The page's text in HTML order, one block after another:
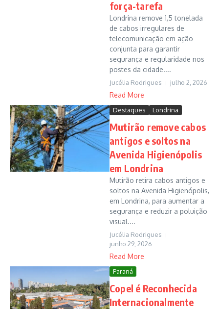
força-tarefa
Londrina remove 1,5 tonelada
de cabos irregulares de
telecomunicação em ação
conjunta para garantir
segurança e regularidade nos
postes da cidade....
Jucélia Rodrigues julho 2, 2026
Read More
Destaques Londrina
Mutirão remove cabos
antigos e soltos na
Avenida Higienópolis
em Londrina
Mutirão retira cabos antigos e
soltos na Avenida Higienópolis,
em Londrina, para aumentar a
segurança e reduzir a poluição
visual....
Jucélia Rodrigues
junho 29, 2026
Read More
Paraná
Copel é Reconhecida
Internacionalmente